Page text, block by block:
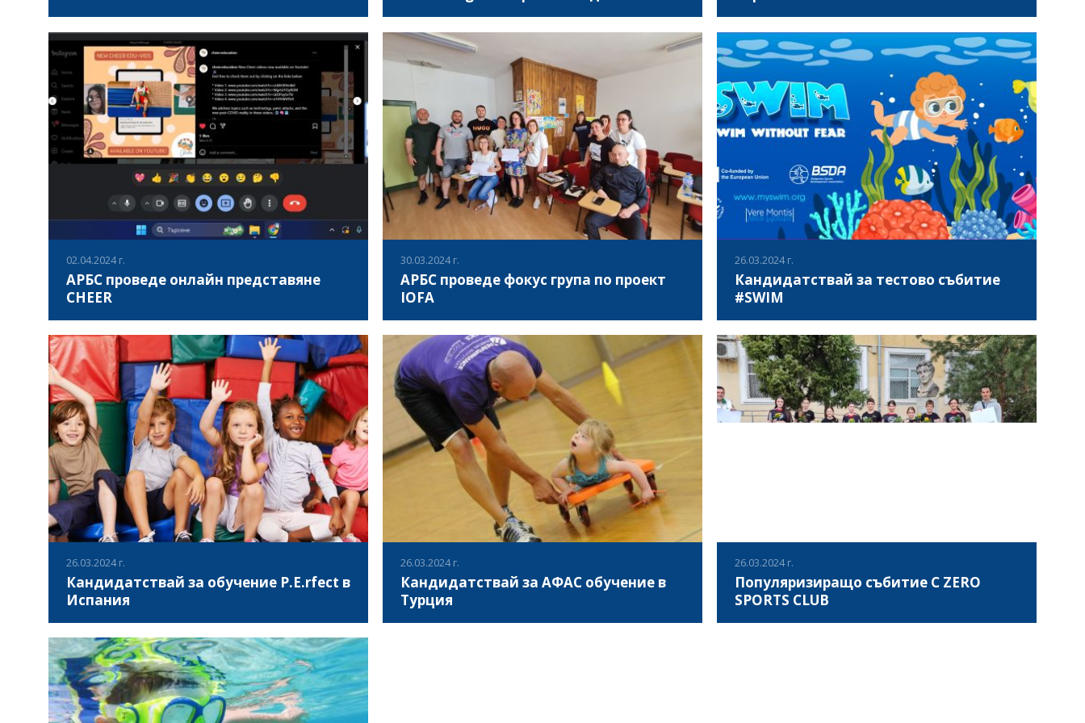
Тимирязев", район Младост, се състоя тестово събитие
#SWIM, което помогна на деца на възраст 4 до 7 години
заедно с техните родители да преодолеят страха си от
вода и да развият начални умения за плуване.
Събитието, подкрепено от програма Erasmus+ и
реализирано в партньорство със СК „Адаптирани
спортове“ и Център за подкрепа за личностно развитие
Спортна школа „София“, включваше различни
упражнения за релаксация, дишане под вода и забавни
водни игри, които стимулират както физическото, така и
менталното развитие на децата.
ВИЖ ПОВЕЧЕ
Македония се проведе международна партньорска
среща по проект OR. with SNORKELING. Проекта се
фокусира върху дейности по ориентиране и гмуркане в
плитка морска среда, басейн и езеро, за да събере деца
с физически увреждания с техните връстници в норма.
По време на срещата бяха дискутирани бъдещите
практичеки обучения и тренировки, както и методите за
изготвянето на адаптирани карти за ориентиране. Чрез
подобни иновативни инструменти и практики, се
надяваме да създадем по-приобщаваща среда и да
направим децата физически активни.
Сараево, Босна и Херцеговина, на 3-ти и 4-ти април
2024 г., бе ключово събитие, което имаше за цел да
планира постигането на целите на проекта. Събитието
бе открито с приветствие от домакините и премина към
продуктивни презентации и дискусии от страна на
партньорските асоциации, подчертавайки съвместните
постижения и бъдещите стратегии. Основните
дискусии бяха съсредоточени върху плана за
управление на проекта, актуалното състояние,
плановете за разпространение и разработването на
електронна обучителна платформа, които бяха
прекъсвани от паузи за нетуъркинг, обогатяващи
връзките между участниците.
ВИЖ ПОВЕЧЕ
02.04.2024 г.
АРБС проведе онлайн представяне
CHEER
за развитие на българският спорт проведе онлайн
представяне на разработените в рамките на проект
„CHEER“ материали за младежи. По време на
обучението, бяха представени готовите интелектуални
продукти по проекта - CHEER метафорични карти, CHEER
обучителни видеа, CHEER подкастове и популяризира
стартиралата кампания #cheer.education в Instagram.
Тези продукти са част от проекта, и имат за цел да
подобрят и оптимизират менталното здраве на младите
хора.
ВИЖ ПОВЕЧЕ
30.03.2024 г.
АРБС проведе фокус група по проект
IOFA
Левски“, Асоциация за развитие на българският спорт,
проведе фокус група по проект „IOFA - Приобщаващо
Ориентиране за Всички“, който има за цел да направи
ориентирането по-достъпно, включващо и приятно за
всички, особено за лицата с увреждания и спортните
организации, работещи с тях. В събитието взеха
участие треньори и спортни специалисти работещи с
хора с увреждания, които имат пряко отношение към
целевата група, притежаващи нужните знания и умения,
както и дългогодишен опит по тази тема. Проектът
обединява организации от Хърватия, Италия, Испания,
България, Кипър и Унгария, всеки със специфични
познания и опит в насърчаването на включването и/
ВИЖ ПОВЕЧЕ
26.03.2024 г.
Кандидатствай за тестово събитие
#SWIM
"Климент Аркадиевич Тимирязев", район Младост -
КОЙ? 10 деца на възраст 4 - 7 години с родител/и
ВИЖ ПОВЕЧЕ
26.03.2024 г.
Кандидатствай за обучение P.E.rfect в
Испания
Спортни експерти, Учители по ФВС
ВИЖ ПОВЕЧЕ
26.03.2024 г.
Кандидатствай за АФАС обучение в
Турция
26.03.2024 г.
Популяризиращо събитие C ZERO
SPORTS CLUB